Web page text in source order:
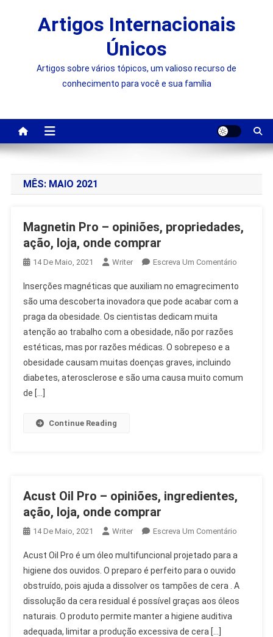
Artigos Internacionais
Únicos
Artigos sobre vários tópicos, um valioso recurso de
conhecimento para você e sua família
MÊS: MAIO 2021
Magnetin Pro – opiniões, propriedades,
ação, loja, onde comprar
14 De Maio, 2021 Writer Escreva Um ComentárioOn
Pro
–
Onde
Inserções magnéticas que auxiliam no emagrecimento
são uma descoberta inovadora que pode acabar com a
praga da obesidade. Os cientistas dedicam muita
atenção ao trabalho com a obesidade, não por razões
estéticas, mas por razões médicas. O sobrepeso e a
obesidade causam muitas doenças graves, incluindo
diabetes, aterosclerose e são uma causa muito comum
de […]
Continue Reading
Acust Oil Pro – opiniões, ingredientes,
ação, loja, onde comprar
14 De Maio, 2021 Writer Escreva Um ComentárioOn
Oil
–
Opiniões,
Acust Oil Pro é um óleo multifuncional projetado para a
higiene dos ouvidos. O preparo é perfeito para o ouvido
obstruído, pois ajuda a dissolver os tampões de cera . A
dissolução da cera residual é possível graças aos óleos
naturais. O produto permite manter a higiene auditiva
adequada, limitar a produção excessiva de cera […]